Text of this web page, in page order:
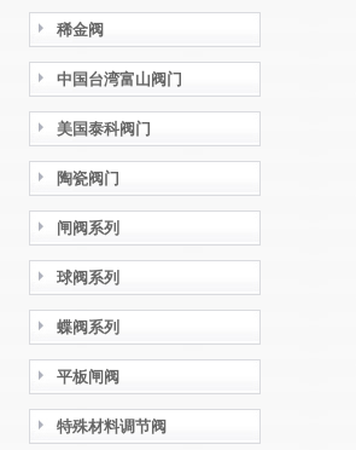
稀金阀
中国台湾富山阀门
美国泰科阀门
陶瓷阀门
闸阀系列
球阀系列
蝶阀系列
平板闸阀
特殊材料调节阀